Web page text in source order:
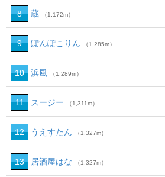
8 蔵 （1,172m）
9 ぽんぽこりん （1,285m）
10 浜風 （1,289m）
11 スージー （1,311m）
12 うえすたん （1,327m）
13 居酒屋はな （1,327m）